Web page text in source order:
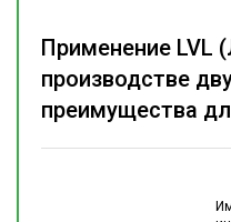
Применение LVL
производстве
преимущества